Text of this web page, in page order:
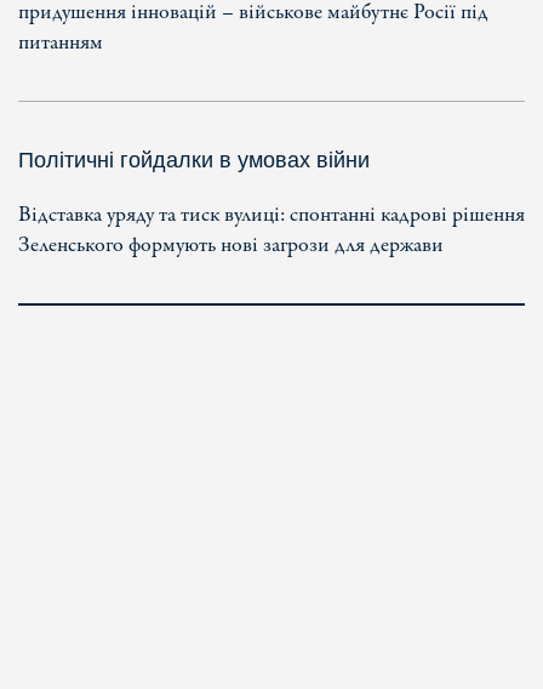
придушення інновацій – військове майбутнє Росії під
питанням
Політичні гойдалки в умовах війни
Відставка уряду та тиск вулиці: спонтанні кадрові рішення
Зеленського формують нові загрози для держави